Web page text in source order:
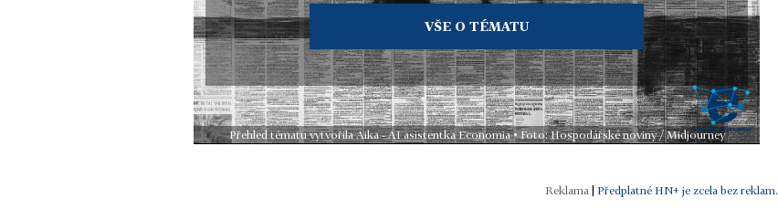
VŠE O TÉMATU
Přehled tématu vytvořila Aika - AI asistentka Economia • Foto: Hospodářské noviny / Midjourney
Předplatné HN+ je zcela bez reklam.